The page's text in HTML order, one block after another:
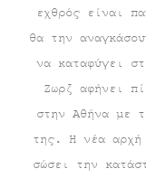
εχθρός είναι
θα την
να καταφύγει
Ζωρζ αφήνει
στην Αθήνα με
της. Η νέα αρχή
σώσει την
είναι:
€8.80.